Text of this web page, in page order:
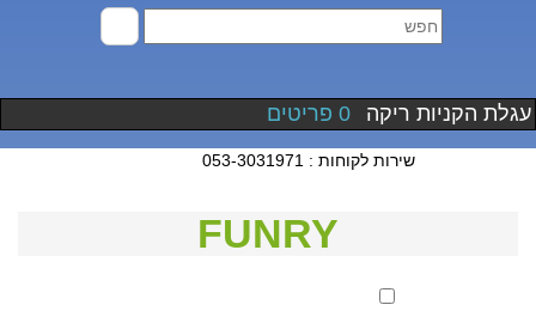
עגלת הקניות ריקה 0 פריטים
שירות לקוחות : 053-3031971
FUNRY